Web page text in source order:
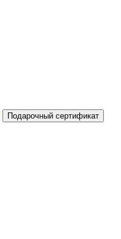
Подарочный сертификат